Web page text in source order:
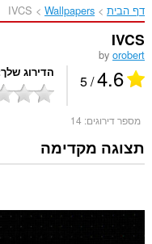
דף הבית Wallpapers
IVCS‎
IVCS
byorobert
4.6
/ 5 הדירוג שלך
מספר דירוגים: 14
תצוגה מקדימה